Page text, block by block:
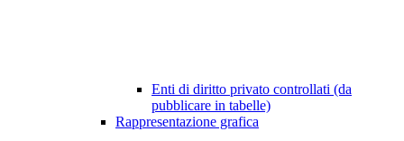
Enti di diritto privato controllati (da
pubblicare in tabelle)
Rappresentazione grafica